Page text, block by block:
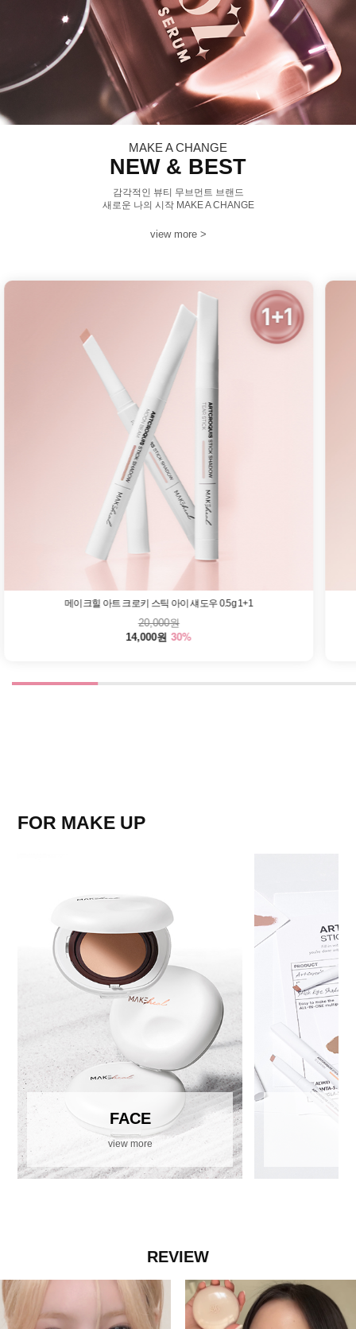
MAKE A CHANGE
NEW & BEST
감각적인 뷰티 무브먼트 브랜드
새로운 나의 시작 MAKE A CHANGE
view more >
메이크힐 아트 크로키 스틱 아이 섀도우 0.5g 1+1
20,000원
14,000원 30%
FOR MAKE UP
FACE
view more
REVIEW